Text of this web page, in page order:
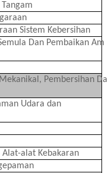
Sistem Kebersihan
Dan Pembaikan Am
Pembersihan
Udara dan
Alat-alat Kebakaran